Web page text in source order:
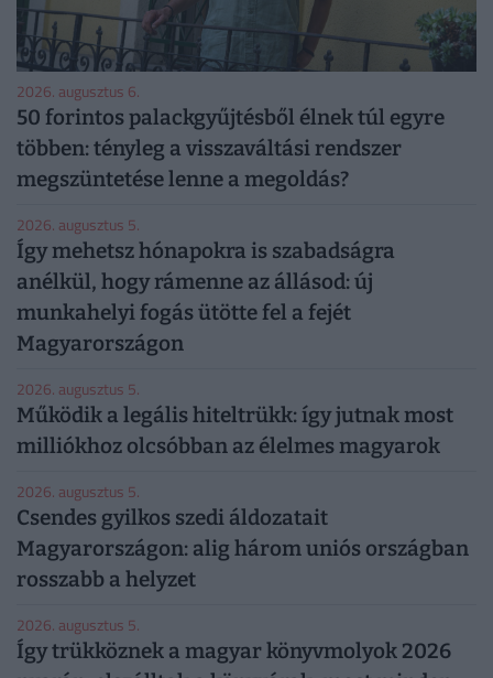
2026. augusztus 6.
50 forintos palackgyűjtésből élnek túl egyre
többen: tényleg a visszaváltási rendszer
megszüntetése lenne a megoldás?
2026. augusztus 5.
Így mehetsz hónapokra is szabadságra
anélkül, hogy rámenne az állásod: új
munkahelyi fogás ütötte fel a fejét
Magyarországon
2026. augusztus 5.
Működik a legális hiteltrükk: így jutnak most
milliókhoz olcsóbban az élelmes magyarok
2026. augusztus 5.
Csendes gyilkos szedi áldozatait
Magyarországon: alig három uniós országban
rosszabb a helyzet
2026. augusztus 5.
Így trükköznek a magyar könyvmolyok 2026